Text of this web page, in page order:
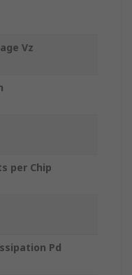
Vz
per Chip
Pd